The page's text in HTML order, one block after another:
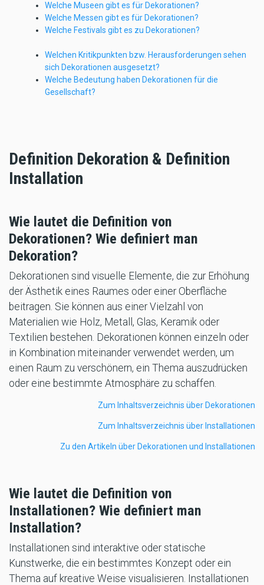
Welche Museen gibt es für Dekorationen?
Welche Messen gibt es für Dekorationen?
Welche Festivals gibt es zu Dekorationen?
Welchen Kritikpunkten bzw. Herausforderungen sehen
sich Dekorationen ausgesetzt?
Welche Bedeutung haben Dekorationen für die
Gesellschaft?
Definition Dekoration & Definition
Installation
Wie lautet die Definition von
Dekorationen? Wie definiert man
Dekoration?
Dekorationen sind visuelle Elemente, die zur Erhöhung
der Ästhetik eines Raumes oder einer Oberfläche
beitragen. Sie können aus einer Vielzahl von
Materialien wie Holz, Metall, Glas, Keramik oder
Textilien bestehen. Dekorationen können einzeln oder
in Kombination miteinander verwendet werden, um
einen Raum zu verschönern, ein Thema auszudrücken
oder eine bestimmte Atmosphäre zu schaffen.
Zum Inhaltsverzeichnis über Dekorationen
Zum Inhaltsverzeichnis über Installationen
Zu den Artikeln über Dekorationen und Installationen
Wie lautet die Definition von
Installationen? Wie definiert man
Installation?
Installationen sind interaktive oder statische
Kunstwerke, die ein bestimmtes Konzept oder ein
Thema auf kreative Weise visualisieren. Installationen